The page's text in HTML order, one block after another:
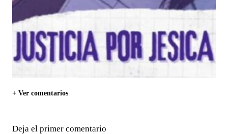
+ Ver comentarios
Deja el primer comentario